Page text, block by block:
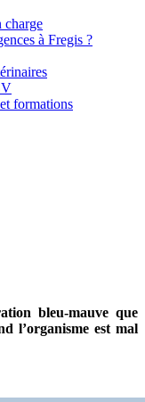
charge
à Fregis ?
formations
bleu-mauve que
l’organisme est mal